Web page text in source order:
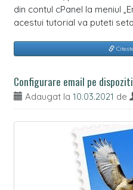
din contul cPanel la meniul
acestui tutorial va puteti
Configurare email pe
Adaugat la 10.03.2021 de